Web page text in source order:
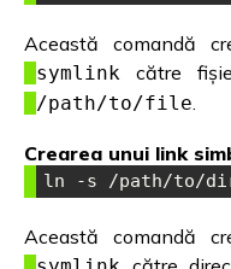
Această comandă
symlink către
/path/to/file
Crearea unui link
ln -s /path/to/
Această comandă